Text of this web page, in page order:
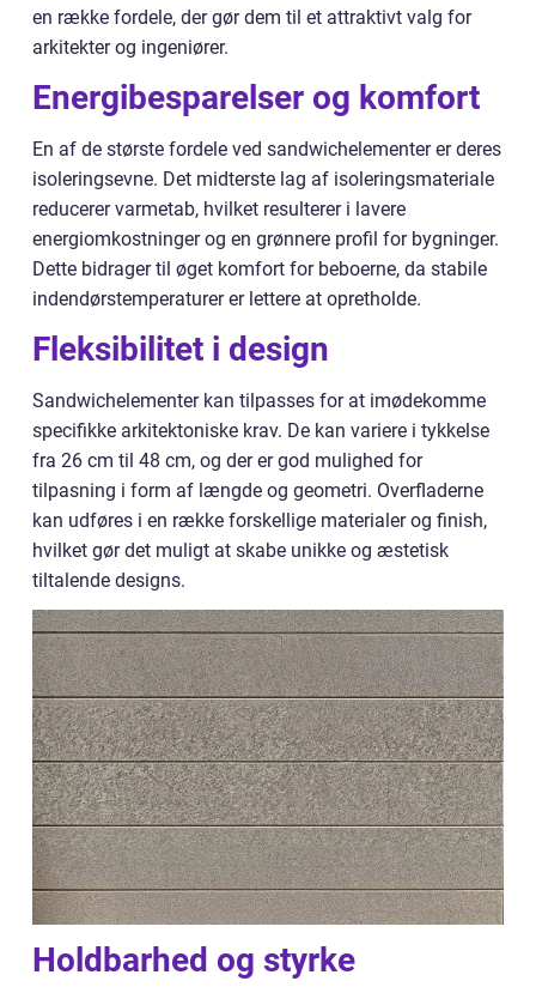
en række fordele, der gør dem til et attraktivt valg for
arkitekter og ingeniører.
Energibesparelser og komfort
En af de største fordele ved sandwichelementer er deres
isoleringsevne. Det midterste lag af isoleringsmateriale
reducerer varmetab, hvilket resulterer i lavere
energiomkostninger og en grønnere profil for bygninger.
Dette bidrager til øget komfort for beboerne, da stabile
indendørstemperaturer er lettere at opretholde.
Fleksibilitet i design
Sandwichelementer kan tilpasses for at imødekomme
specifikke arkitektoniske krav. De kan variere i tykkelse
fra 26 cm til 48 cm, og der er god mulighed for
tilpasning i form af længde og geometri. Overfladerne
kan udføres i en række forskellige materialer og finish,
hvilket gør det muligt at skabe unikke og æstetisk
tiltalende designs.
Holdbarhed og styrke